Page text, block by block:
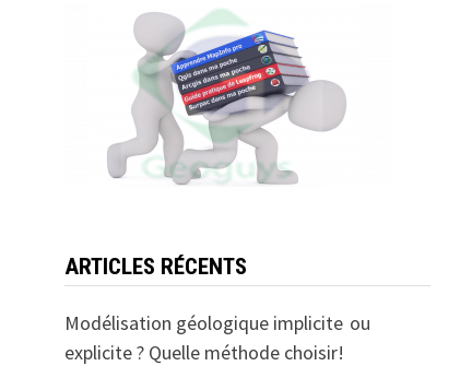
ARTICLES RÉCENTS
Modélisation géologique implicite ou
explicite ? Quelle méthode choisir!